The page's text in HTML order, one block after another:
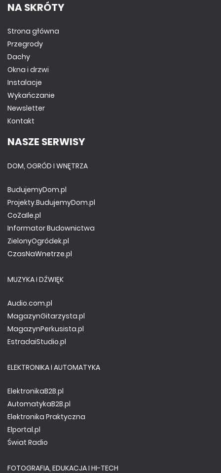
NA SKRÓTY
Strona główna
Przegrody
Dachy
Okna i drzwi
Instalacje
Wykańczanie
Newsletter
Kontakt
NASZE SERWISY
DOM, OGRÓD I WNĘTRZA
BudujemyDom.pl
Projekty.BudujemyDom.pl
CoZaIle.pl
Informator Budownictwa
ZielonyOgródek.pl
CzasNaWnetrze.pl
MUZYKA I DŹWIĘK
Audio.com.pl
MagazynGitarzysta.pl
MagazynPerkusista.pl
EstradaiStudio.pl
ELEKTRONIKA I AUTOMATYKA
ElektronikaB2B.pl
AutomatykaB2B.pl
Elektronika Praktyczna
Elportal.pl
Świat Radio
FOTOGRAFIA, EDUKACJA I HI-TECH